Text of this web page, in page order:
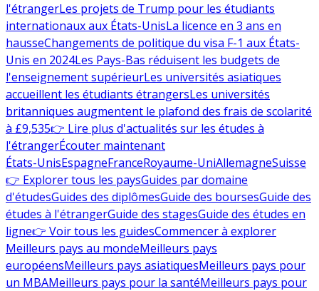
l'étrangerLes projets de Trump pour les étudiants
internationaux aux États-UnisLa licence en 3 ans en
hausseChangements de politique du visa F-1 aux États-
Unis en 2024Les Pays-Bas réduisent les budgets de
l'enseignement supérieurLes universités asiatiques
accueillent les étudiants étrangersLes universités
britanniques augmentent le plafond des frais de scolarité
à £9,535👉 Lire plus d'actualités sur les études à
l'étrangerÉcouter maintenant
États-UnisEspagneFranceRoyaume-UniAllemagneSuisse
👉 Explorer tous les paysGuides par domaine
d'étudesGuides des diplômesGuide des boursesGuide des
études à l'étrangerGuide des stagesGuide des études en
ligne👉 Voir tous les guidesCommencer à explorer
Meilleurs pays au mondeMeilleurs pays
européensMeilleurs pays asiatiquesMeilleurs pays pour
un MBAMeilleurs pays pour la santéMeilleurs pays pour